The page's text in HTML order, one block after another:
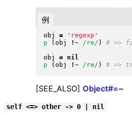
例
obj =
'regexp'
p
( obj !~ /re/ )
obj =
nil
p
( obj !~ /re/ )
[SEE_ALSO] Object#=~
self <=> other -> 0 | nil